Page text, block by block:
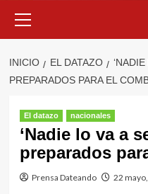
primario
INICIO EL DATAZO
PREPARADOS PARA EL
El datazo nacionales
‘Nadie lo va a
preparados
Prensa Dateando 22